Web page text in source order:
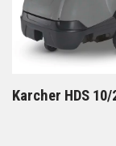
Karcher HDS 10/